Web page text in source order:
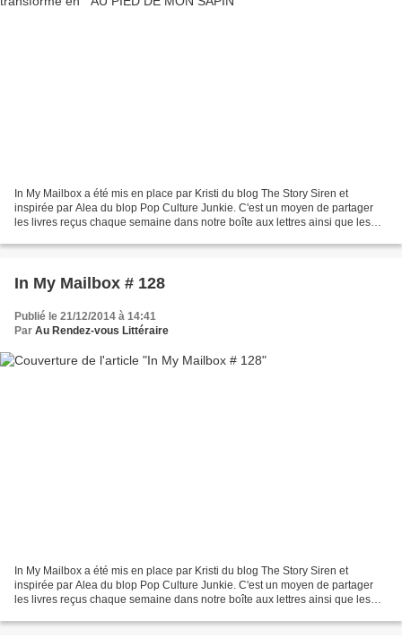
In My Mailbox a été mis en place par Kristi du blog The Story Siren et
inspirée par Alea du blop Pop Culture Junkie. C'est un moyen de partager
les livres reçus chaque semaine dans notre boîte aux lettres ainsi que les
In My Mailbox # 128
Publié le 21/12/2014 à 14:41
Par Au Rendez-vous Littéraire
In My Mailbox a été mis en place par Kristi du blog The Story Siren et
inspirée par Alea du blop Pop Culture Junkie. C'est un moyen de partager
les livres reçus chaque semaine dans notre boîte aux lettres ainsi que les